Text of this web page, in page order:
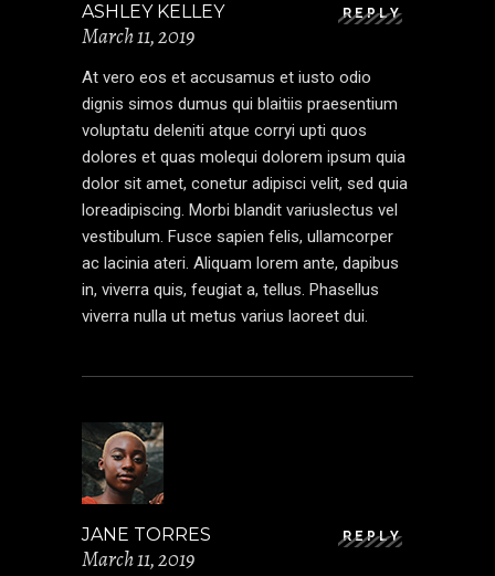
ASHLEY KELLEY
March 11, 2019
REPLY
At vero eos et accusamus et iusto odio
dignis simos dumus qui blaitiis praesentium
voluptatu deleniti atque corryi upti quos
dolores et quas molequi dolorem ipsum quia
dolor sit amet, conetur adipisci velit, sed quia
loreadipiscing. Morbi blandit variuslectus vel
vestibulum. Fusce sapien felis, ullamcorper
ac lacinia ateri. Aliquam lorem ante, dapibus
in, viverra quis, feugiat a, tellus. Phasellus
viverra nulla ut metus varius laoreet dui.
JANE TORRES
March 11, 2019
REPLY